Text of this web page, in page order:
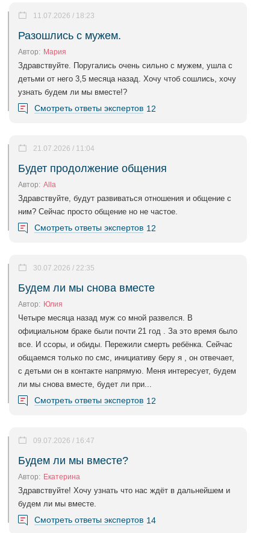
Разошлись с мужем.
11.07.2026 / 18:23
Автор: Мария
Здравствуйте. Поругались очень сильно с мужем, ушла с
детьми от него 3,5 месяца назад. Хочу чтоб сошлись, хочу
узнать будем ли мы вместе!?
Смотреть ответы экспертов 12
Будет продолжение общения
21.07.2026 / 11:04
Автор: Alla
Здравствуйте, будут развиваться отношения и общение с
ним? Сейчас просто общение но не частое.
Смотреть ответы экспертов 12
Будем ли мы снова вместе
30.07.2026 / 22:35
Автор: Юлия
Четыре месяца назад муж со мной развелся. В
официальном браке были почти 21 год . За это время было
все. И ссоры, и обиды. Пережили смерть ребёнка. Сейчас
общаемся только по смс, инициативу беру я , он отвечает,
с детьми он в контакте напрямую. Меня интересует, будем
ли мы снова вместе, будет ли при...
Смотреть ответы экспертов 12
Будем ли мы вместе?
09.07.2026 / 16:47
Автор: Екатерина
Здравствуйте! Хочу узнать что нас ждёт в дальнейшем и
будем ли мы вместе.
Смотреть ответы экспертов 14